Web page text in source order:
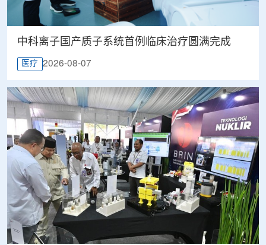
中科离子国产质子系统首例临床治疗圆满完成
医疗 2026-08-07